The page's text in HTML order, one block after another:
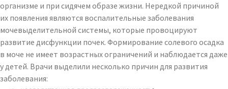
организме и при сидячем образе жизни. Нередкой причиной
их появления являются воспалительные заболевания
мочевыделительной системы, которые провоцируют
развитие дисфункции почек. Формирование солевого осадка
в моче не имеет возрастных ограничений и наблюдается даже
у детей. Врачи выделили несколько причин для развития
заболевания: